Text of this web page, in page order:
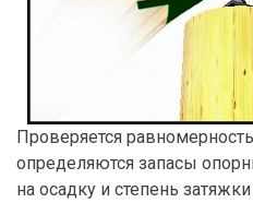
Проверяется
определяются запасы
на осадку и степень